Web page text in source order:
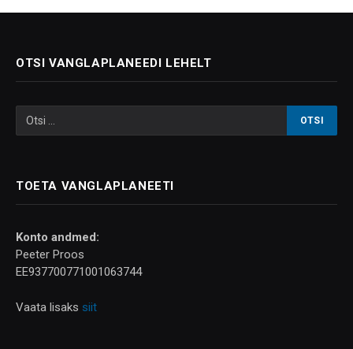
OTSI VANGLAPLANEEDI LEHELT
TOETA VANGLAPLANEETI
Konto andmed:
Peeter Proos
EE937700771001063744
Vaata lisaks siit